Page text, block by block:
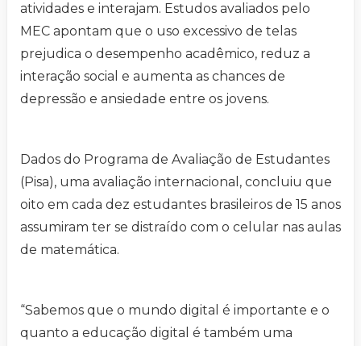
atividades e interajam. Estudos avaliados pelo
MEC apontam que o uso excessivo de telas
prejudica o desempenho acadêmico, reduz a
interação social e aumenta as chances de
depressão e ansiedade entre os jovens.
Dados do Programa de Avaliação de Estudantes
(Pisa), uma avaliação internacional, concluiu que
oito em cada dez estudantes brasileiros de 15 anos
assumiram ter se distraído com o celular nas aulas
de matemática.
“Sabemos que o mundo digital é importante e o
quanto a educação digital é também uma